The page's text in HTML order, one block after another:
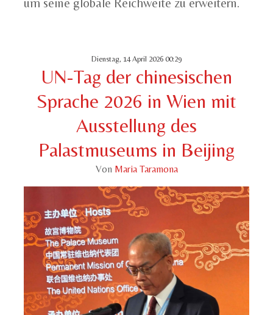
Dienstag, 14 April 2026 00:29
UN-Tag der chinesischen
Sprache 2026 in Wien mit
Ausstellung des
Palastmuseums in Beijing
Von Maria Taramona